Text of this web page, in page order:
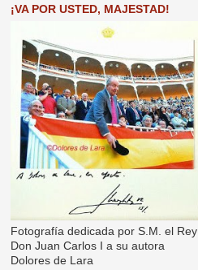
¡VA POR USTED, MAJESTAD!
Fotografía dedicada por S.M. el Rey
Don Juan Carlos I a su autora
Dolores de Lara